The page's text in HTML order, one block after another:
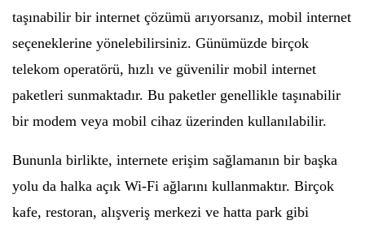
taşınabilir bir internet çözümü arıyorsanız, mobil internet
seçeneklerine yönelebilirsiniz. Günümüzde birçok
telekom operatörü, hızlı ve güvenilir mobil internet
paketleri sunmaktadır. Bu paketler genellikle taşınabilir
bir modem veya mobil cihaz üzerinden kullanılabilir.
Bununla birlikte, internete erişim sağlamanın bir başka
yolu da halka açık Wi-Fi ağlarını kullanmaktır. Birçok
kafe, restoran, alışveriş merkezi ve hatta park gibi